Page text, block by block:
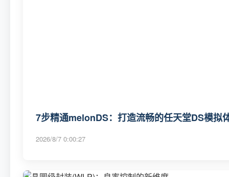
7步精通melonDS：打造流畅的任天堂DS模拟
2026/8/7 0:00:27